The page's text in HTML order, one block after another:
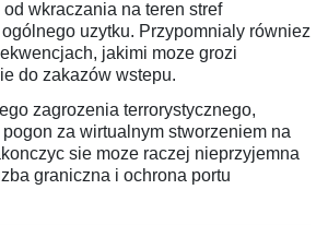
wkraczania na teren stref
uzytku. Przypomnialy równiez
jakimi moze grozi
do zakazów wstepu.
zagrozenia terrorystycznego,
za wirtualnym stworzeniem na
sie moze raczej nieprzyjemna
graniczna i ochrona portu